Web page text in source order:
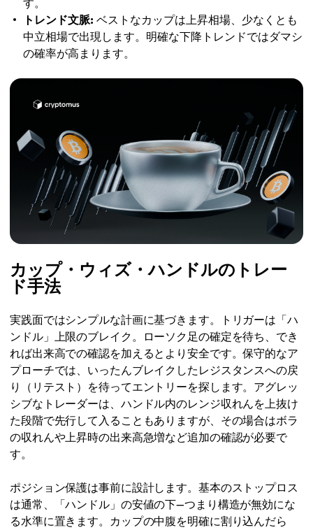
す。
トレンド文脈: ベストなカップは上昇相場、少なくとも
中立相場で出現します。明確な下降トレンドではダマシ
の確率が高まります。
カップ・ウィズ・ハンドルのトレー
ド手法
実践面ではシンプルな計画に基づきます。トリガーは「ハ
ンドル」上限のブレイク。ローソク足の確定を待ち、でき
れば出来高での確認を加えるとより安全です。保守的なア
プローチでは、いったんブレイクしたレジスタンスへの戻
り（リテスト）を待ってエントリーを探します。アグレッ
シブなトレーダーは、ハンドル内のレンジ収れんを上抜け
た段階で先行して入ることもありますが、その場合はボラ
の収れんや上昇時の出来高急増など追加の確認が必要で
す。
ポジション保護は事前に設計します。基本のストップロス
は通常、「ハンドル」の安値の下—つまり構造が無効にな
る水準に置きます。カップの中腹を明確に割り込んだら